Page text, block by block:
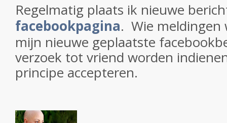
Regelmatig plaats ik nieuwe
facebookpagina. Wie meldingen
mijn nieuwe geplaatste
verzoek tot vriend worden
principe accepteren.